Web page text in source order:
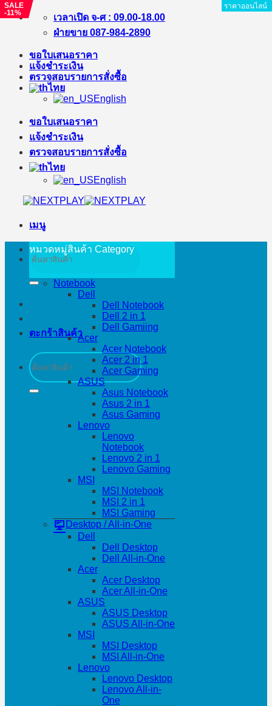
ข้าม
เนื้อหา
เวลาเปิด จ-ศ : 09.00-18.00
ฝ่ายขาย 087-984-2890
ขอใบเสนอราคา
แจ้งชำระเงิน
ตรวจสอบรายการสั่งซื้อ
ไทย
English
ขอใบเสนอราคา
แจ้งชำระเงิน
ตรวจสอบรายการสั่งซื้อ
ไทย
English
เมนู
ค้นหา:
ตะกร้าสินค้า
ค้นหา:
หมวดหมู่สินค้า Category
Notebook
Dell
Dell Notebook
Dell 2 in 1
Dell Gamiing
Acer
Acer Notebook
Acer 2 in 1
Acer Gaming
ASUS
Asus Notebook
Asus 2 in 1
Asus Gaming
Lenovo
Lenovo
Notebook
Lenovo 2 in 1
Lenovo Gaming
MSI
MSI Notebook
MSI 2 in 1
MSI Gaming
Desktop / All-in-One
Dell
Dell Desktop
Dell All-in-One
Acer
Acer Desktop
Acer All-in-One
ASUS
ASUS Desktop
ASUS All-in-One
MSI
MSI Desktop
MSI All-in-One
Lenovo
Lenovo Desktop
Lenovo All-in-
One
ราคาออนไลน์
SALE
-11%
ราคาออนไลน์
ราคาออนไลน์
ราคาออนไลน์
ราคาออนไลน์
ราคาออนไลน์
ราคาออนไลน์